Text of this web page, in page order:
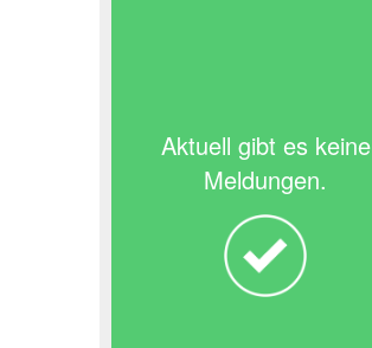
Aktuell gibt es keine
Meldungen.